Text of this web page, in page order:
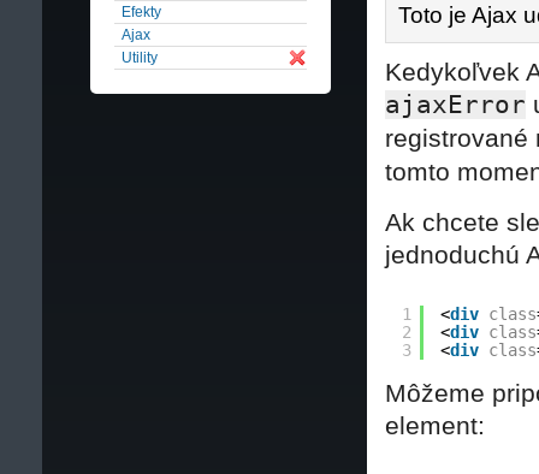
Toto je Ajax
Kedykoľvek
ajaxError
tomto
Ak chcete
jednoduchú
1
2
3
<div class
<div class
<div class
Môžeme
element:
Efekty
Ajax
Utility